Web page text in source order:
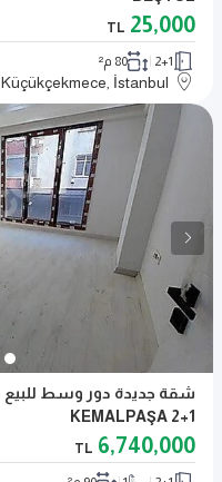
25,000
TL
2+1 80 م²
Küçükçekmece, İstanbul
KEMALPAŞA 2+1
6,740,000
TL